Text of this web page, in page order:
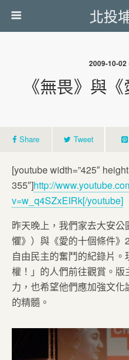
北投
2009-10-02
《無畏》與
Share Tweet
[youtube width=”425″
355″]http://
v=w_q4SZxEIRk[/youtube]
昨天晚上，我們家去大安
懼》）與《愛的十個條件
自由民主的奮鬥的紀錄片
權！」的人們前往觀賞。
力，也希望他們應加強文
的精髓。